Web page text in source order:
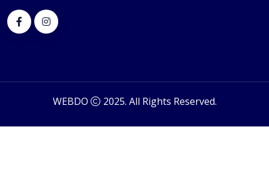
WEBDO 2025. All Rights Reserved.